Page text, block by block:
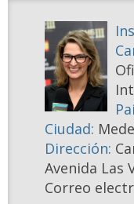
Ciudad:
Dirección:
Avenida Las
Correo